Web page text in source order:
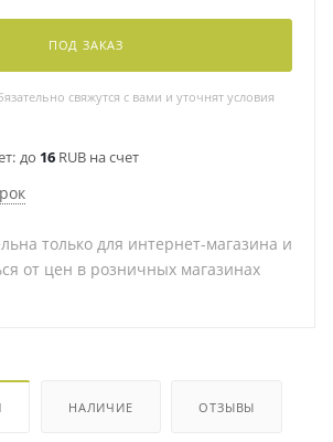
ПОД ЗАКАЗ
свяжутся с вами и уточнят условия
до 16 RUB на счет
только для интернет-магазина и
от цен в розничных магазинах
НАЛИЧИЕ ОТЗЫВЫ